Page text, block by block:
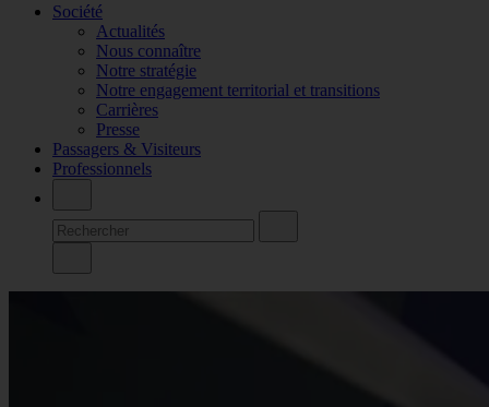
Société
Actualités
Nous connaître
Notre stratégie
Notre engagement territorial et transitions
Carrières
Presse
Passagers & Visiteurs
Professionnels